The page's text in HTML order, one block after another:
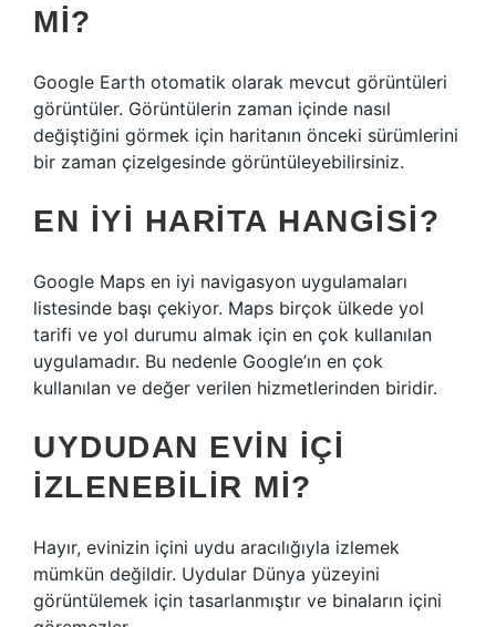
MI?
Google Earth otomatik olarak mevcut görüntüleri
görüntüler. Görüntülerin zaman içinde nasıl
değiştiğini görmek için haritanın önceki sürümlerini
bir zaman çizelgesinde görüntüleyebilirsiniz.
EN IYI HARITA HANGISI?
Google Maps en iyi navigasyon uygulamaları
listesinde başı çekiyor. Maps birçok ülkede yol
tarifi ve yol durumu almak için en çok kullanılan
uygulamadır. Bu nedenle Google’ın en çok
kullanılan ve değer verilen hizmetlerinden biridir.
UYDUDAN EVIN IÇI
IZLENEBILIR MI?
Hayır, evinizin içini uydu aracılığıyla izlemek
mümkün değildir. Uydular Dünya yüzeyini
görüntülemek için tasarlanmıştır ve binaların içini